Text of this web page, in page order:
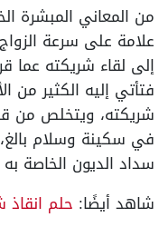
من المعاني المبشرة
علامة على سرعة
إلى لقاء شريكته عما
فتأتي إليه الكثير من
شريكته، ويتخلص من
في سكينة وسلام
سداد الديون الخاصة
شاهد أيضًا: حلم